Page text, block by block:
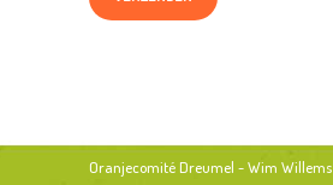
Oranjecomité Dreumel - Wim Willems